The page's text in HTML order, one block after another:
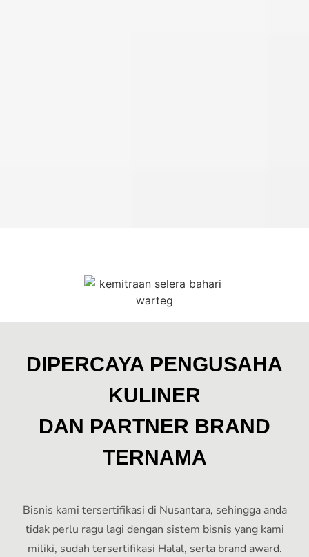
Kami menyajikan informasi komprehensif mengenai
Kemitraan Warteg Murah:
[harga franchise warteg] dan
"bisnis warteg kekinian" dan
DIPERCAYA PENGUSAHA
KULINER
DAN PARTNER BRAND
TERNAMA
Bisnis kami tersertifikasi di Nusantara, sehingga anda
tidak perlu ragu lagi dengan sistem bisnis yang kami
miliki, sudah tersertifikasi Halal, serta brand award.